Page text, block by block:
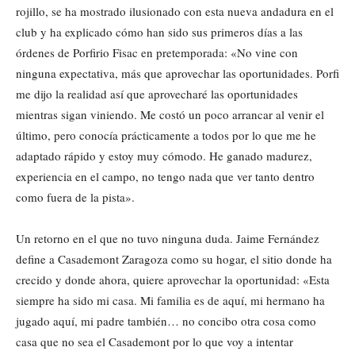
rojillo, se ha mostrado ilusionado con esta nueva andadura en el
club y ha explicado cómo han sido sus primeros días a las
órdenes de Porfirio Fisac en pretemporada: «No vine con
ninguna expectativa, más que aprovechar las oportunidades. Porfi
me dijo la realidad así que aprovecharé las oportunidades
mientras sigan viniendo. Me costó un poco arrancar al venir el
último, pero conocía prácticamente a todos por lo que me he
adaptado rápido y estoy muy cómodo. He ganado madurez,
experiencia en el campo, no tengo nada que ver tanto dentro
como fuera de la pista».
Un retorno en el que no tuvo ninguna duda. Jaime Fernández
define a Casademont Zaragoza como su hogar, el sitio donde ha
crecido y donde ahora, quiere aprovechar la oportunidad: «Esta
siempre ha sido mi casa. Mi familia es de aquí, mi hermano ha
jugado aquí, mi padre también… no concibo otra cosa como
casa que no sea el Casademont por lo que voy a intentar